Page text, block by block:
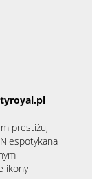
prestiżu,
ikony